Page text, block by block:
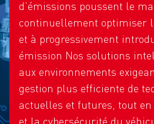
d’émissions poussent le
continuellement optimiser
et à progressivement
émission Nos solutions
aux environnements
gestion plus efficiente de
actuelles et futures, tout